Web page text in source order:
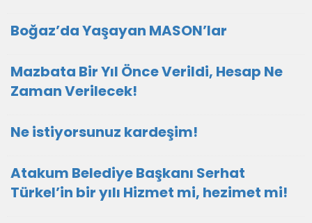
Boğaz’da Yaşayan MASON’lar
Mazbata Bir Yıl Önce Verildi, Hesap Ne
Zaman Verilecek!
Ne istiyorsunuz kardeşim!
Atakum Belediye Başkanı Serhat
Türkel’in bir yılı Hizmet mi, hezimet mi!